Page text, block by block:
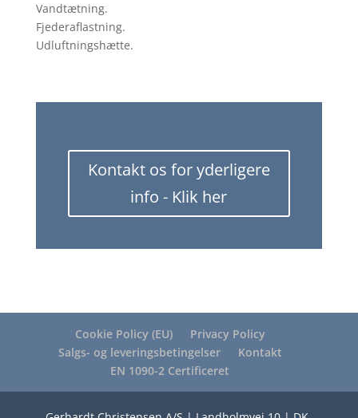
Vandtætning.
Fjederaflastning.
Udluftningshætte.
Kontakt os for yderligere
info - Klik her
Cookie Policy (EU)
Privacy Policy
Salgs- og leveringsbetingelser
Kontakt
EN 1090-2 Certificeret